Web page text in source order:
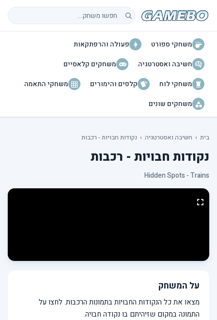
חיפוש משחקים
משחקי ספורט
פעולה והרפתקאות
חשיבה ואסטרטגיה
משחקים קלאסיים
משחקי לוח
קלפים והימורים
משחקי התאמה
משחקים שונים
בית › חשיבה ואסטרטגיה › נקודות חבויות - רכבות
נקודות חבויות - רכבות
Hidden Spots - Trains
על המשחק
מצאו את כל הנקודות החבויות בתמונות הרכבות. לחצו על
התמונה במקום שזיהיתם בו נקודה חבויה.